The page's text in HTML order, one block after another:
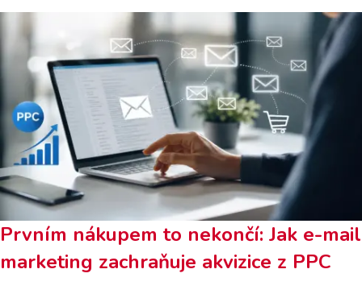
Prvním nákupem to nekončí: Jak e-mail
marketing zachraňuje akvizice z PPC